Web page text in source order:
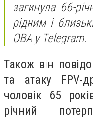
загинула 66-
рідним і
ОВА у Telegram.
Також він
та атаку FPV-
чоловік 65
річний